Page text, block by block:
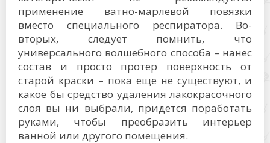
применение ватно-марлевой повязки
вместо специального респиратора. Во-
вторых, следует помнить, что
универсального волшебного способа – нанес
состав и просто протер поверхность от
старой краски – пока еще не существуют, и
какое бы средство удаления лакокрасочного
слоя вы ни выбрали, придется поработать
руками, чтобы преобразить интерьер
ванной или другого помещения.